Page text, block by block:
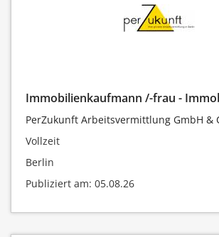
Immobilienkaufmann /-frau -
PerZukunft Arbeitsvermittlung GmbH &
Vollzeit
Berlin
Publiziert am: 05.08.26